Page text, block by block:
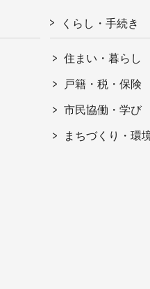
くらし・手続き
住まい・暮らし
戸籍・税・保険
市民協働・学び
まちづくり・環